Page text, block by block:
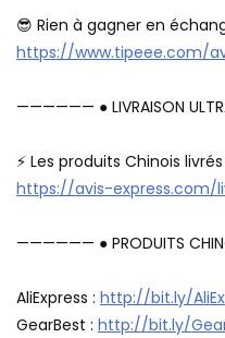
😎 Rien à gagner en
https://www.tipeee.com/
—————— ● LIVRAISON
⚡ Les produits Chinois
https://avis-express.com/
—————— ● PRODUITS
AliExpress : http://bit.ly/
GearBest : http://bit.ly/